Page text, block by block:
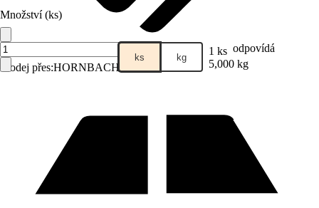
Prodej přes:HORNBACH
Množství (ks)
ks kg 1 ks odpovídá
5,000 kg